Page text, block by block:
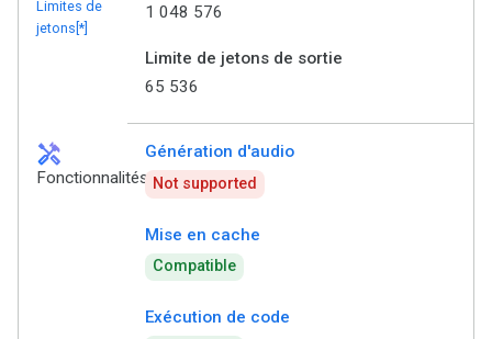
Limites de
jetons[*]
1 048 576
Limite de jetons de sortie
65 536
handyman
Fonctionnalités
Génération d'audio
Not supported
Mise en cache
Compatible
Exécution de code